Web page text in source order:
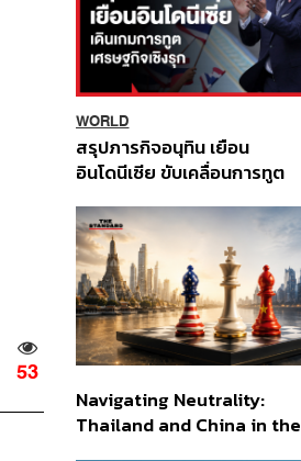
53
WORLD
สรุปภารกิจอนุทิน เยือน
อินโดนีเซีย ขับเคลื่อนการทูต
ส่วนยุทธศาสตร์ไทย –
อินโดนีเซีย
Navigating Neutrality:
Thailand and China in the